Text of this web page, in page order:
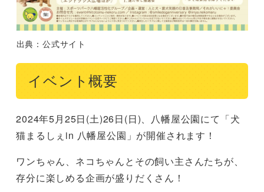
出典：公式サイト
イベント概要
2024年5⽉25⽇(⼟)26⽇(⽇)、八幡屋公園にて「犬
猫まるしぇin ⼋幡屋公園」が開催されます！
ワンちゃん、ネコちゃんとその飼い主さんたちが、
存分に楽しめる企画が盛りだくさん！